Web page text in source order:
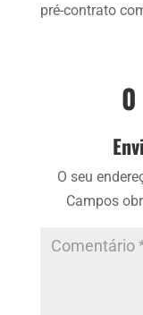
pré-contrato
O seu
Campos